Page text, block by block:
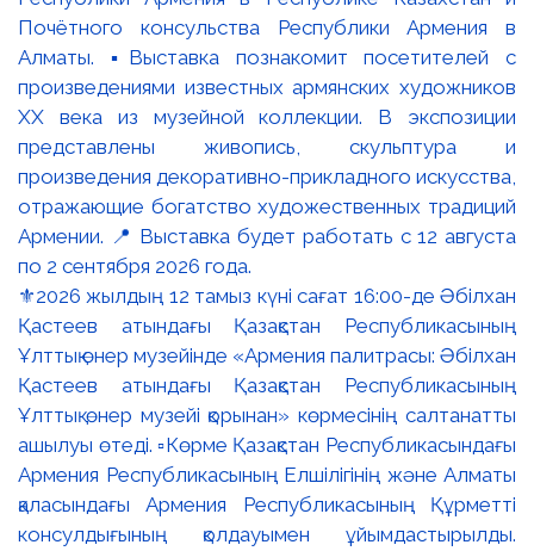
⚜️2026 жылдың 12 тамыз күні сағат 16:00-де Әбілхан
Қастеев атындағы Қазақстан Республикасының
Ұлттық өнер музейінде «Армения палитрасы: Әбілхан
Қастеев атындағы Қазақстан Республикасының
Ұлттық өнер музейі қорынан» көрмесінің салтанатты
ашылуы өтеді. ▫️Көрме Қазақстан Республикасындағы
Армения Республикасының Елшілігінің және Алматы
қаласындағы Армения Республикасының Құрметті
консулдығының қолдауымен ұйымдастырылды.